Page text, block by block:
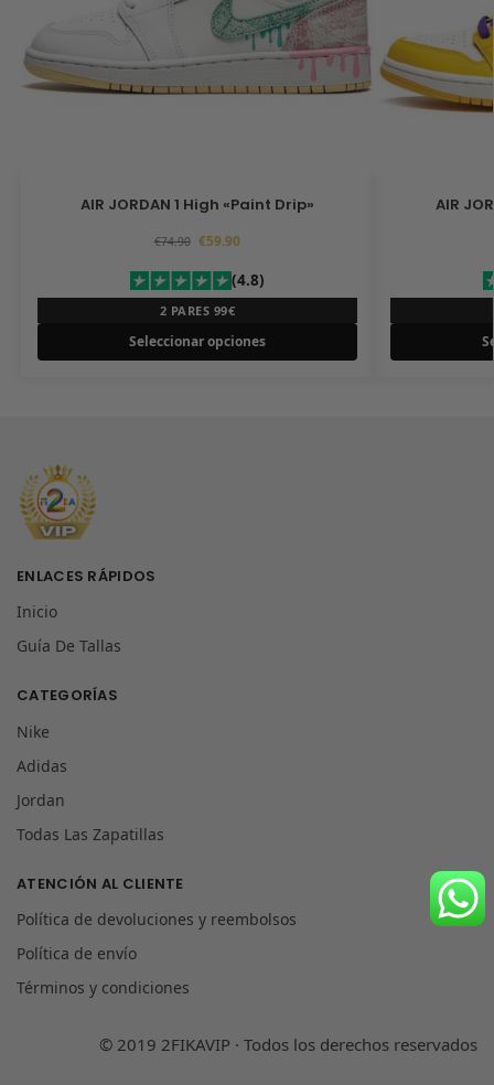
AIR JORDAN 1 High «Paint Drip»
€74.90 €59.90
(4.8)
2 PARES 99€
Seleccionar opciones
AIR
ENLACES RÁPIDOS
Inicio
Guía De Tallas
CATEGORÍAS
Nike
Adidas
Jordan
Todas Las Zapatillas
ATENCIÓN AL CLIENTE
Política de devoluciones y reembolsos
Política de envío
Términos y condiciones
© 2019 2FIKAVIP · Todos los derechos reservados